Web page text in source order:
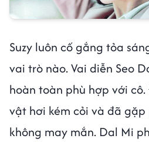
Suzy luôn cố gắng tỏa
vai trò nào. Vai diễn Seo
hoàn toàn phù hợp với
vật hơi kém cỏi và đã
không may mắn. Dal Mi